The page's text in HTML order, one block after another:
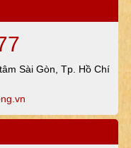
Sài Gòn, Tp. Hồ Chí